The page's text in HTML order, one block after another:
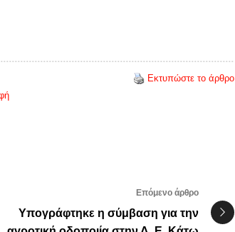
Εκτυπώστε το άρθρο
Επόμενο άρθρο
Υπογράφτηκε η σύμβαση για την